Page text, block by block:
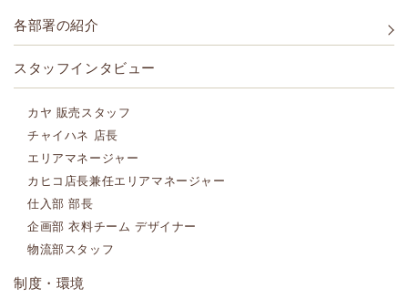
各部署の紹介
スタッフインタビュー
カヤ 販売スタッフ
チャイハネ 店長
エリアマネージャー
カヒコ店長兼任エリアマネージャー
仕入部 部長
企画部 衣料チーム デザイナー
物流部スタッフ
制度・環境